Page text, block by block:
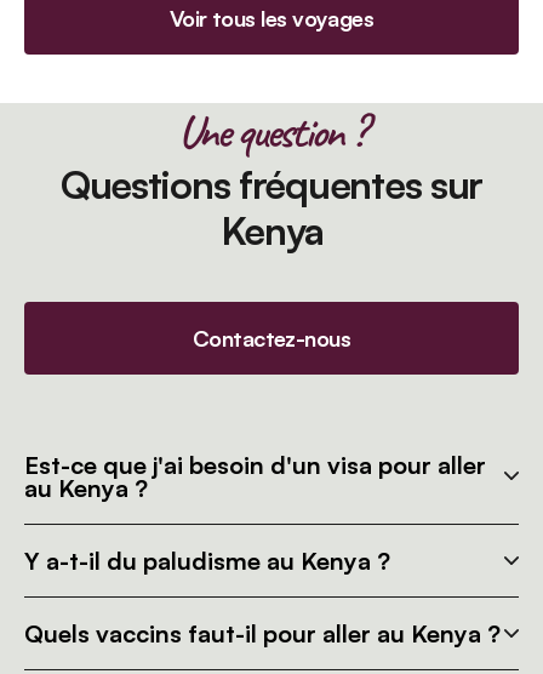
Voir tous les voyages
Une question ?
Questions fréquentes sur
Kenya
Contactez-nous
Est-ce que j'ai besoin d'un visa pour aller
au Kenya ?
Y a-t-il du paludisme au Kenya ?
Quels vaccins faut-il pour aller au Kenya ?